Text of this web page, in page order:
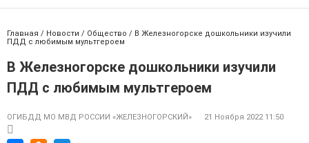
Главная / Новости / Общество / В Железногорске дошкольники изучили
ПДД с любимым мультгероем
В Железногорске дошкольники изучили
ПДД с любимым мультгероем
ОГИБДД МО МВД РОССИИ «ЖЕЛЕЗНОГОРСКИЙ» 21 Ноября 2022 11:50